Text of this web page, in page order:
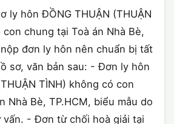
ly hôn ĐỒNG THUẬN (THUẬN
chung tại Toà án Nhà Bè,
đơn ly hôn nên chuẩn bị tất
sơ, văn bản sau: - Đơn ly hôn
TÌNH) không có con
Nhà Bè, TP.HCM, biểu mẫu do
vấn. - Đơn từ chối hoà giải tại